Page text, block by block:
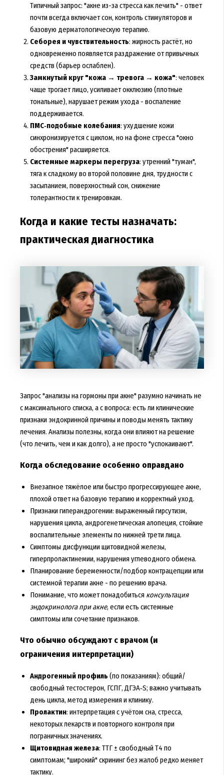
Типичный запрос: "акне из-за стресса как лечить" - ответ
почти всегда включает сон, контроль стимуляторов и
базовую дерматологическую терапию.
Себорея и чувствительность: жирность растёт, но
одновременно появляется раздражение от привычных
средств (барьер ослаблен).
Замкнутый круг "кожа → тревога → кожа": человек
чаще трогает лицо, усиливает окклюзию (плотные
тональные), нарушает режим ухода - воспаление
поддерживается.
ПМС‑подобные колебания: ухудшение кожи
синхронизируется с циклом, но на фоне стресса "окно
обострения" расширяется.
Системные маркеры перегруза: утренний "туман",
тяга к сладкому во второй половине дня, трудности с
засыпанием, поверхностный сон, снижение
толерантности к тренировкам.
Когда и какие тесты назначать:
практическая диагностика
Запрос "анализы на гормоны при акне" разумно начинать не
с максимального списка, а с вопроса: есть ли клинические
признаки эндокринной причины и поводы менять тактику
лечения. Анализы полезны, когда они влияют на решение
(что лечить, чем и как долго), а не просто "успокаивают".
Когда обследование особенно оправдано
Внезапное тяжёлое или быстро прогрессирующее акне,
плохой ответ на базовую терапию и корректный уход.
Признаки гиперандрогении: выраженный гирсутизм,
нарушения цикла, андрогенетическая алопеция, стойкие
воспалительные элементы по нижней трети лица.
Симптомы дисфункции щитовидной железы,
гиперпролактинемии, нарушения углеводного обмена.
Планирование беременности/подбор контрацепции или
системной терапии акне - по решению врача.
Понимание, что может понадобиться консультация
эндокринолога при акне, если есть системные
симптомы или сочетание признаков.
Что обычно обсуждают с врачом (и
ограничения интерпретации)
Андрогенный профиль (по показаниям): общий/
свободный тестостерон, ГСПГ, ДГЭА‑S; важно учитывать
день цикла, метод измерения и клинику.
Пролактин: интерпретация с учётом сна, стресса,
некоторых лекарств и повторного контроля при
пограничных значениях.
Щитовидная железа: ТТГ ± свободный Т4 по
симптомам; "широкий" скрининг без жалоб редко меняет
тактику.